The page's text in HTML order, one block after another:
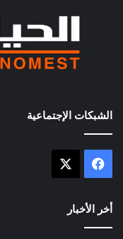
الشبكات الإجتماعية
فيسبوك
أخر الأخبار